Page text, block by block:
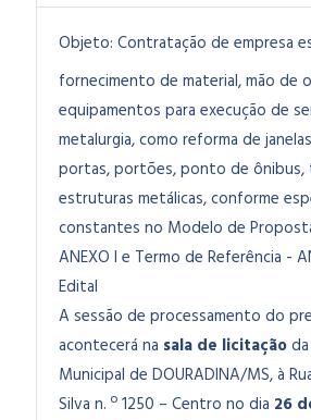
Objeto: Contratação de empresa
fornecimento de material, mão de
equipamentos para execução de
metalurgia, como reforma de
portas, portões, ponto de ônibus,
estruturas metálicas, conforme
constantes no Modelo de
ANEXO I e Termo de Referência -
Edital
A sessão de processamento do
acontecerá na sala de licitação
Municipal de DOURADINA/MS, à
Silva n. º 1250 – Centro no dia 26